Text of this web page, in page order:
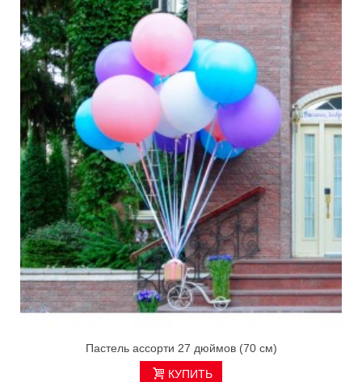
Пастель ассорти 27 дюймов (70 см)
КУПИТЬ